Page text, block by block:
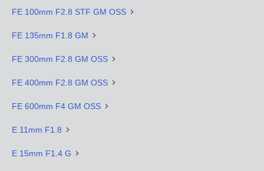
FE 100mm F2.8 STF GM OSS
FE 135mm F1.8 GM
FE 300mm F2.8 GM OSS
FE 400mm F2.8 GM OSS
FE 600mm F4 GM OSS
E 11mm F1.8
E 15mm F1.4 G